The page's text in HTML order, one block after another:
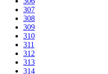
307
308
309
310
311
312
313
314